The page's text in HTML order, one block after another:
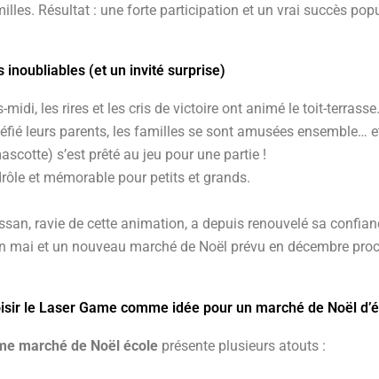
Résultat : une forte participation et un vrai succès
inoubliables (et un invité surprise)
midi, les rires et les cris de victoire ont animé le toit-
leurs parents, les familles se sont amusées ensemble…
s’est prêté au jeu pour une partie !
et mémorable pour petits et grands.
ravie de cette animation, a depuis renouvelé sa
mai et un nouveau marché de Noël prévu en décembre
le Laser Game comme idée pour un marché de Noël
marché de Noël école présente plusieurs atouts :